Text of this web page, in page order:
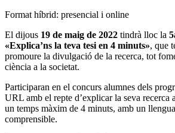
Format híbrid: presencial i online
El dijous 19 de maig de 2022 tindrà lloc la
«Explica’ns la teva tesi en 4 minuts», que
promoure la divulgació de la recerca, tot
ciència a la societat.
Participaran en el concurs alumnes dels
URL amb el repte d’explicar la seva recerca
un temps màxim de 4 minuts, amb un
comprensible.